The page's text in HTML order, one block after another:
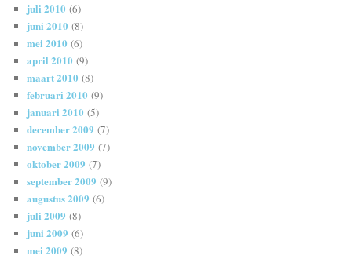
juli 2010 (6)
juni 2010 (8)
mei 2010 (6)
april 2010 (9)
maart 2010 (8)
februari 2010 (9)
januari 2010 (5)
december 2009 (7)
november 2009 (7)
oktober 2009 (7)
september 2009 (9)
augustus 2009 (6)
juli 2009 (8)
juni 2009 (6)
mei 2009 (8)